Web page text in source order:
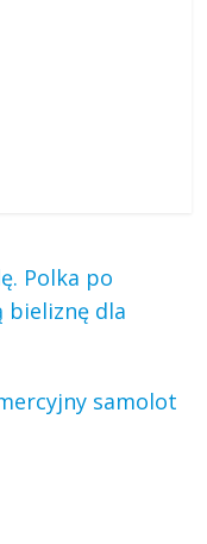
Polka po
bieliznę dla
samolot